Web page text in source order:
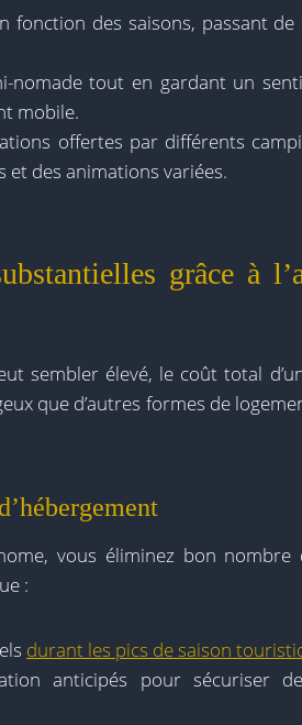
fonction des saisons, passant
nomade tout en gardant un
mobile.
offertes par différents
et des animations variées.
grâce à
sembler élevé, le coût total
que d’autres formes de
vous éliminez bon nombre
:
durant les pics de saison
anticipés pour sécuriser